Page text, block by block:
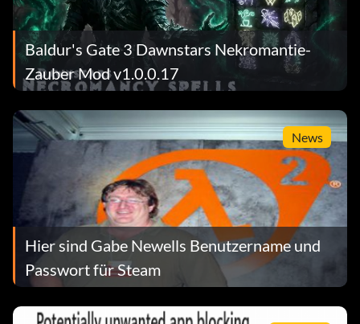
Baldur's Gate 3 Dawnstars Nekromantie-
Zauber Mod v1.0.0.17
News
Hier sind Gabe Newells Benutzername und
Passwort für Steam